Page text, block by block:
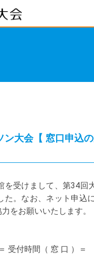
大会【 窓口申込の
受けまして、第34回
た。なお、ネット申込
をお願いいたします。
＝ 受付時間（ 窓 口 ）＝